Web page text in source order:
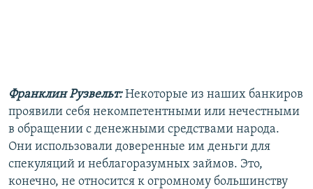
Франклин Рузвельт:Некоторые из наших банкиров
проявили себя некомпетентными или нечестными
в обращении с денежными средствами народа.
Они использовали доверенные им деньги для
спекуляций и неблагоразумных займов. Это,
конечно, не относится к огромному большинству